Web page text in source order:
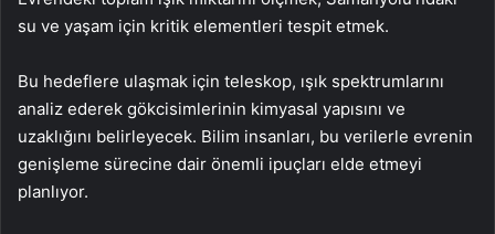
su ve yaşam için kritik elementleri tespit etmek.
Bu hedeflere ulaşmak için teleskop, ışık spektrumlarını
analiz ederek gökcisimlerinin kimyasal yapısını ve
uzaklığını belirleyecek. Bilim insanları, bu verilerle evrenin
genişleme sürecine dair önemli ipuçları elde etmeyi
planlıyor.